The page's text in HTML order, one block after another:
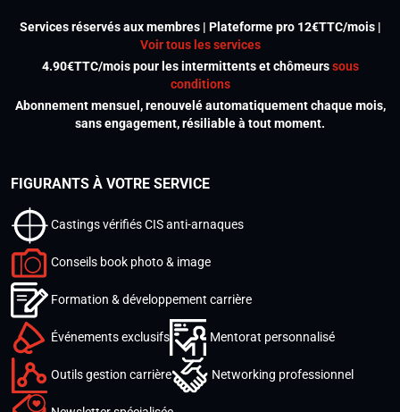
Services réservés aux membres | Plateforme pro 12€TTC/mois |
Voir tous les services
4.90€TTC/mois pour les intermittents et chômeurssous
conditions
Abonnement mensuel, renouvelé automatiquement chaque mois,
sans engagement, résiliable à tout moment.
FIGURANTS À VOTRE SERVICE
Castings vérifiés CIS anti-arnaques
Conseils book photo & image
Formation & développement carrière
Événements exclusifs Mentorat personnalisé
Outils gestion carrière Networking professionnel